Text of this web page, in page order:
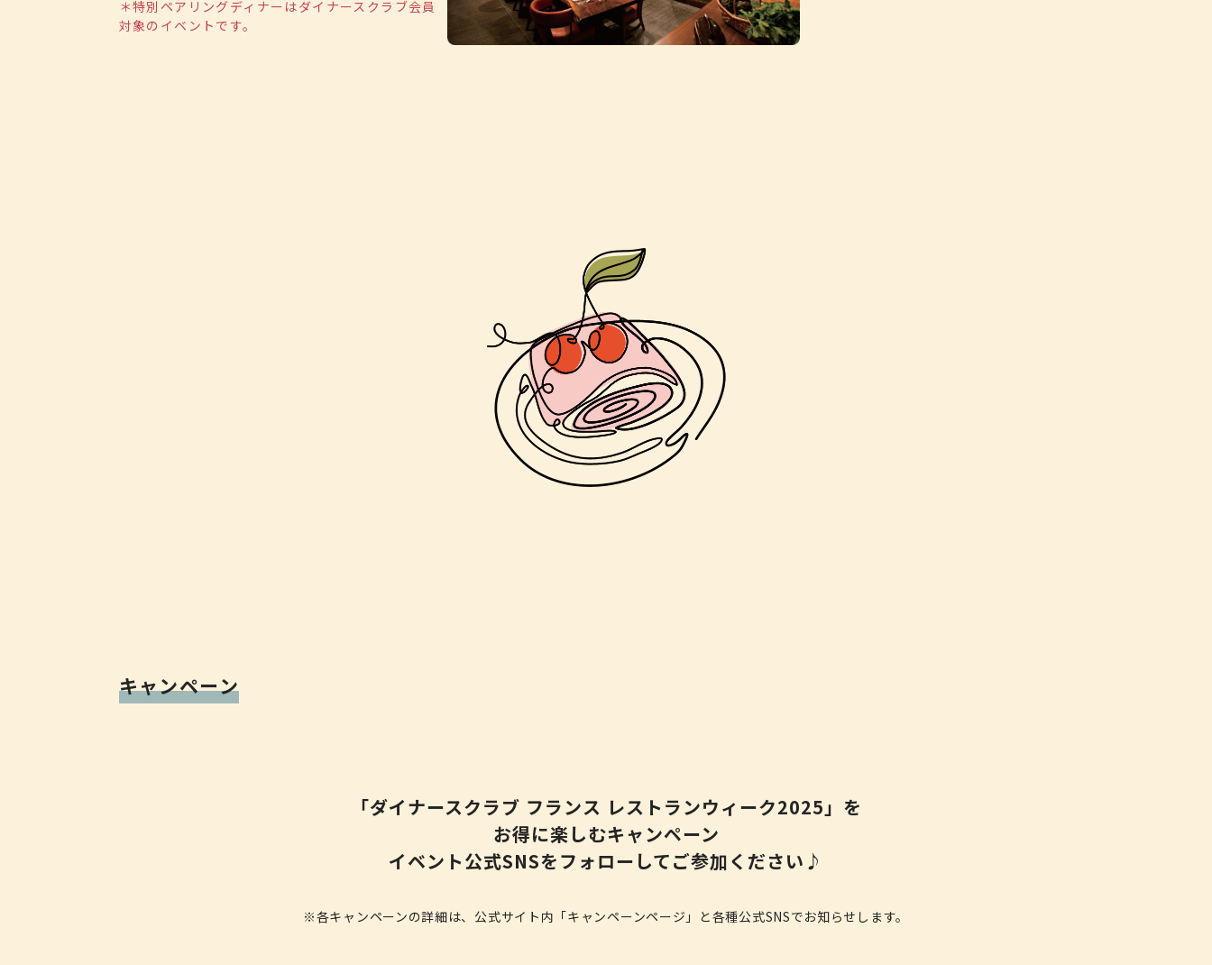
＊特別ペアリングディナーはダイナースクラブ会員
対象のイベントです。
キャンペーン
「ダイナースクラブ フランス レストランウィーク2025」を
お得に楽しむキャンペーン
イベント公式SNSをフォローしてご参加ください♪
※各キャンペーンの詳細は、公式サイト内「キャンペーンページ」と各種公式SNSでお知らせします。